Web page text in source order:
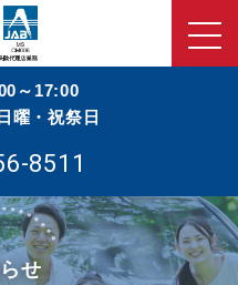
～17:00
曜・祝祭日
8511
せ